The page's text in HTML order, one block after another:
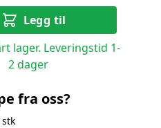
Legg til
lager. Leveringstid 1-
2 dager
fra oss?